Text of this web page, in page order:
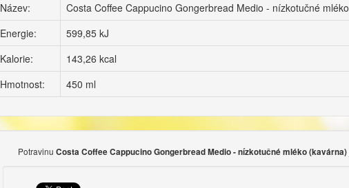
Název:
Costa Coffee Cappucino Gongerbread Medio - nízkotučné
Energie:
599,85 kJ
Kalorie:
143,26 kcal
Hmotnost:
450 ml
Potravinu Costa Coffee Cappucino Gongerbread Medio - nízkotučné mléko (kavárna)